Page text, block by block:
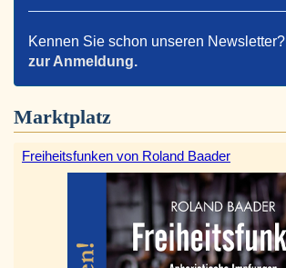
Kennen Sie schon unseren Newsletter?
zur Anmeldung.
Marktplatz
Freiheitsfunken von Roland Baader